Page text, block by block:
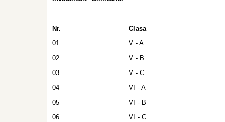
Nr. Clasa
01
V - A
02
V - B
03
V - C
04
VI - A
05
VI - B
06
VI - C